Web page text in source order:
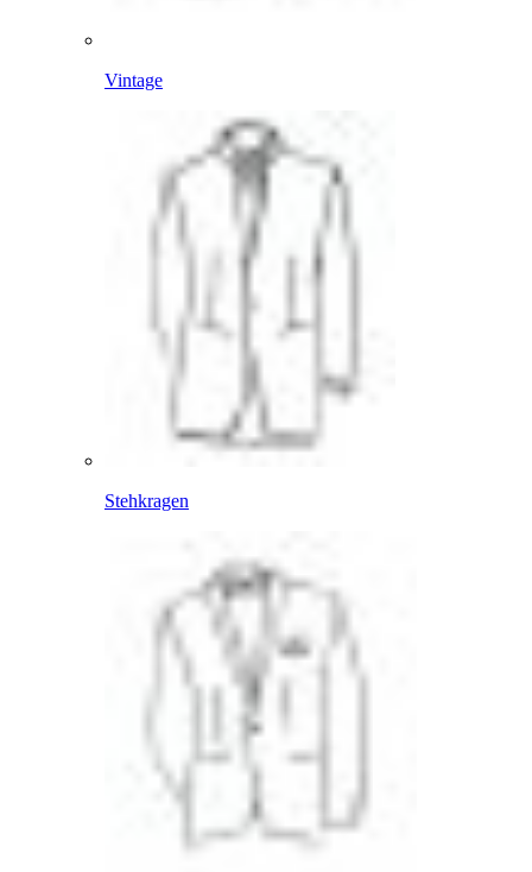
Vintage
Stehkragen